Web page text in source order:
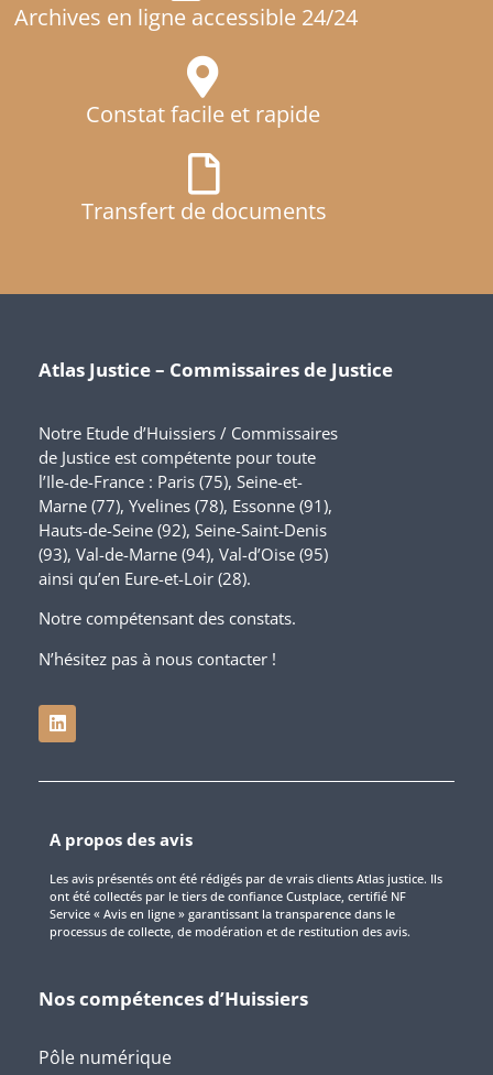
Archives en ligne accessible 24/24
Constat facile et rapide
Transfert de documents
Atlas Justice – Commissaires de Justice
Notre Etude d’Huissiers / Commissaires
de Justice est compétente pour toute
l’Ile-de-France : Paris (75), Seine-et-
Marne (77), Yvelines (78), Essonne (91),
Hauts-de-Seine (92), Seine-Saint-Denis
(93), Val-de-Marne (94), Val-d’Oise (95)
ainsi qu’en Eure-et-Loir (28).
Notre compétensant des constats.
N’hésitez pas à nous contacter !
A propos des avis
Les avis présentés ont été rédigés par de vrais clients Atlas justice. Ils
ont été collectés par le tiers de confiance Custplace, certifié NF
Service « Avis en ligne » garantissant la transparence dans le
processus de collecte, de modération et de restitution des avis.
Nos compétences d’Huissiers
Pôle numérique